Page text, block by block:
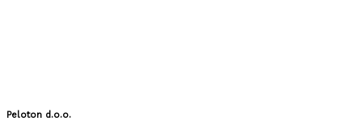
Peloton d.o.o.